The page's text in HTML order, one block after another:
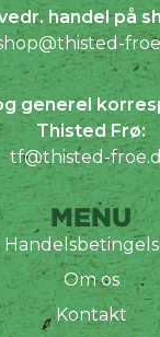
handel på
generel
Thisted Frø:
tf@thisted-
MENU
Om os
Kontakt